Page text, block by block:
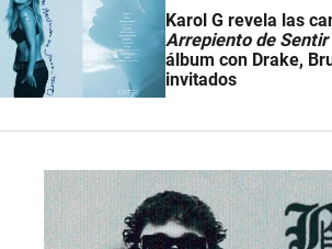
Karol G revela las
Arrepiento de Sentir
álbum con Drake,
invitados